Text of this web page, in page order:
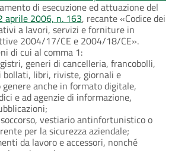
di esecuzione ed attuazione del
aprile 2006, n. 163, recante «Codice dei
a lavori, servizi e forniture in
2004/17/CE e 2004/18/CE».
di cui al comma 1:
generi di cancelleria, francobolli,
bollati, libri, riviste, giornali e
anche in formato digitale,
e ad agenzie di informazione,
vestiario antinfortunistico o
per la sicurezza aziendale;
da lavoro e accessori, nonché